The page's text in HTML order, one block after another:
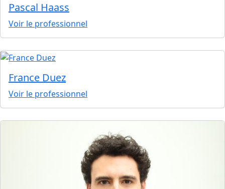
Pascal Haass
Voir le professionnel
France Duez
Voir le professionnel